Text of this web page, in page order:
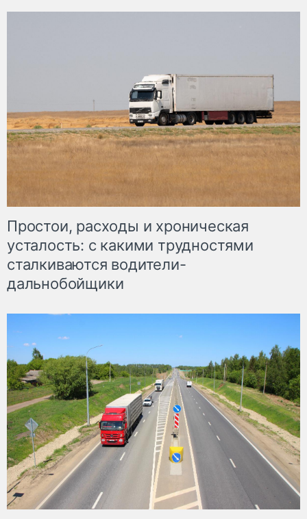
Простои, расходы и хроническая
усталость: с какими трудностями
сталкиваются водители-
дальнобойщики